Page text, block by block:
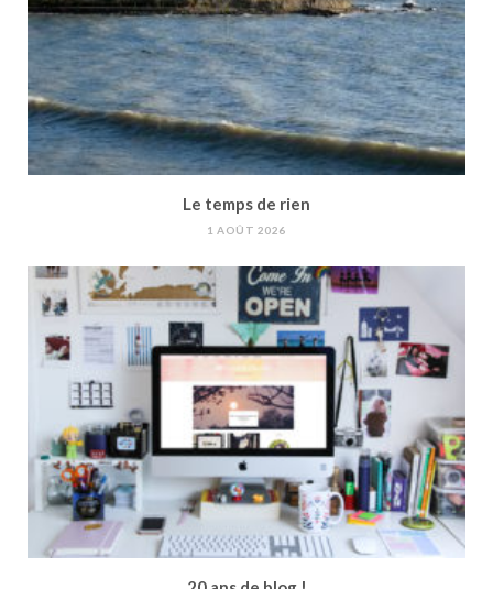
Le temps de rien
1 AOÛT 2026